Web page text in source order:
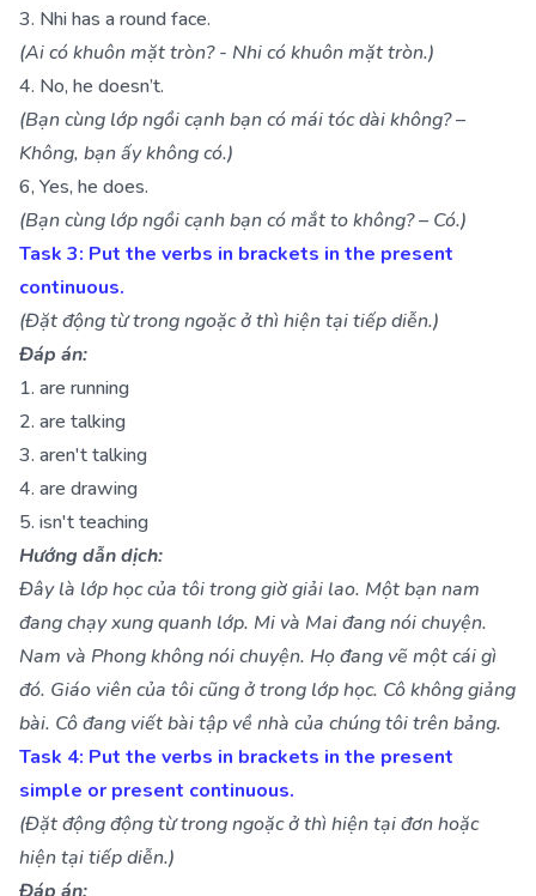
3. Nhi has a round face.
(Ai có khuôn mặt tròn? - Nhi có khuôn mặt tròn.)
4. No, he doesn’t.
(Bạn cùng lớp ngồi cạnh bạn có mái tóc dài không? –
Không, bạn ấy không có.)
6, Yes, he does.
(Bạn cùng lớp ngồi cạnh bạn có mắt to không? – Có.)
Task 3: Put the verbs in brackets in the present
continuous.
(Đặt động từ trong ngoặc ở thì hiện tại tiếp diễn.)
Đáp án:
1. are running
2. are talking
3. aren't talking
4. are drawing
5. isn't teaching
Hướng dẫn dịch:
Đây là lớp học của tôi trong giờ giải lao. Một bạn nam
đang chạy xung quanh lớp. Mi và Mai đang nói chuyện.
Nam và Phong không nói chuyện. Họ đang vẽ một cái gì
đó. Giáo viên của tôi cũng ở trong lớp học. Cô không giảng
bài. Cô đang viết bài tập về nhà của chúng tôi trên bảng.
Task 4: Put the verbs in brackets in the present
simple or present continuous.
(Đặt động động từ trong ngoặc ở thì hiện tại đơn hoặc
hiện tại tiếp diễn.)